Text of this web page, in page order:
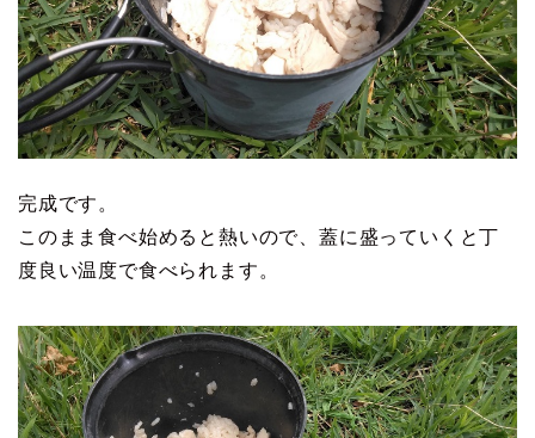
完成です。
このまま食べ始めると熱いので、蓋に盛っていくと丁
度良い温度で食べられます。